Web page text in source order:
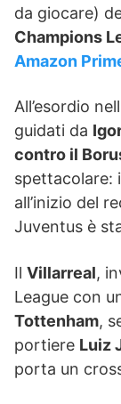
da giocare)
Champions
Amazon
All’esordio
guidati da
contro il
spettacolare:
all’inizio del
Juventus è
Il Villarreal,
League con
Tottenham,
portiere Luiz
porta un